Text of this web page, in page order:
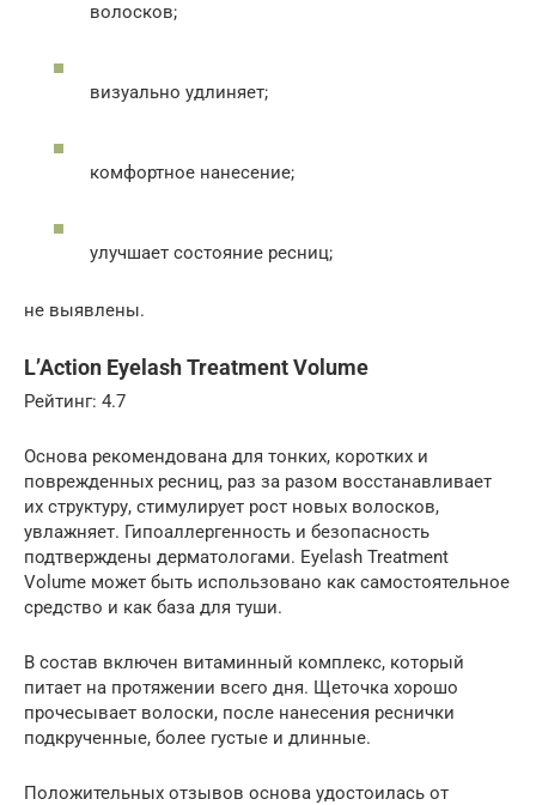
волосков;
визуально удлиняет;
комфортное нанесение;
улучшает состояние ресниц;
не выявлены.
L’Action Eyelash Treatment Volume
Рейтинг: 4.7
Основа рекомендована для тонких, коротких и
поврежденных ресниц, раз за разом восстанавливает
их структуру, стимулирует рост новых волосков,
увлажняет. Гипоаллергенность и безопасность
подтверждены дерматологами. Eyelash Treatment
Volume может быть использовано как самостоятельное
средство и как база для туши.
В состав включен витаминный комплекс, который
питает на протяжении всего дня. Щеточка хорошо
прочесывает волоски, после нанесения реснички
подкрученные, более густые и длинные.
Положительных отзывов основа удостоилась от